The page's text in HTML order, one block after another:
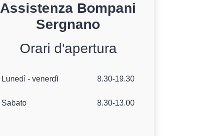
Assistenza Bompani
Sergnano
Orari d'apertura
Lunedì - venerdì 8.30-19.30
Sabato 8.30-13.00